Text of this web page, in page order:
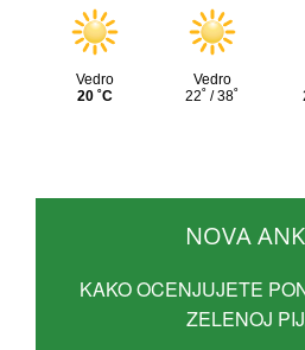
NOVA
KAKO OCENJUJETE
ZELENOJ